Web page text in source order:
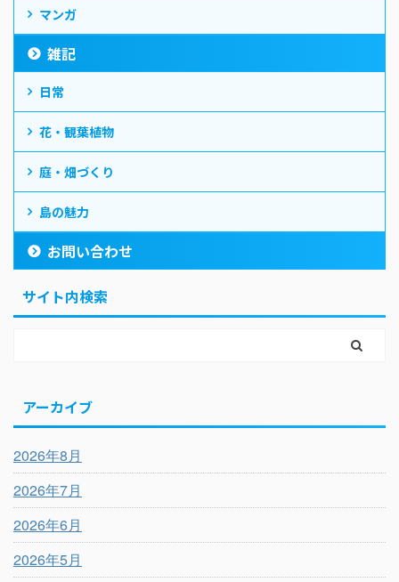
マンガ
雑記
日常
花・観葉植物
庭・畑づくり
島の魅力
お問い合わせ
サイト内検索
アーカイブ
2026年8月
2026年7月
2026年6月
2026年5月